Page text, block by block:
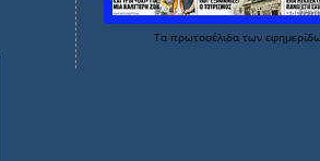
Τα πρωτοσέλιδα των